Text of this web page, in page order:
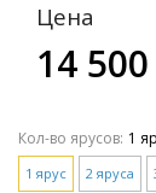
Цена
14
Кол-во ярусов: 1
1 ярус 2 яруса